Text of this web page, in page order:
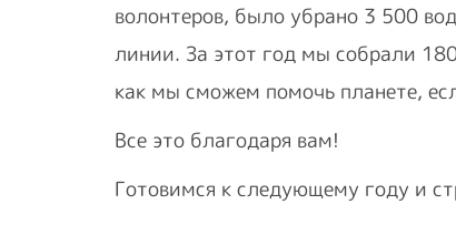
волонтеров, было убрано 3 500
линии. За этот год мы собрали
как мы сможем помочь планете,
Все это благодаря вам!
Готовимся к следующему году и